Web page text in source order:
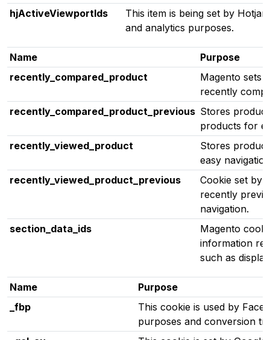
hjActiveViewportIds
This item is being set by
and analytics purposes.
Functional
Name
Purpose
recently_compared_product
Magento sets
recently
recently_compared_product_previous Stores
products for
recently_viewed_product
Stores
easy
recently_viewed_product_previous
Cookie set by
recently
navigation.
section_data_ids
Magento
information
such as
Advertising
Name
Purpose
_fbp
This cookie is used by
purposes and conversion